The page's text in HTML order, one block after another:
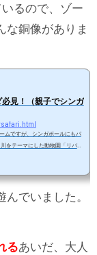
るので、ゾー
な銅像がありま
見！（親子でシンガ
ムですが、シンガポールにもパ
をテーマにした動物園「リバー
ナティーの群れ飼育も必見！ ア
となる川がテーマの動物園で
でいました。
るあいだ、大人